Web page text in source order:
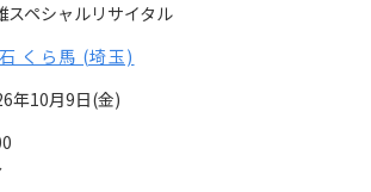
スペシャルリサイタル
くら馬 (埼玉)
年10月9日(金)